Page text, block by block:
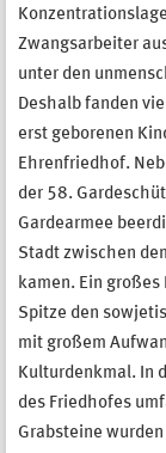
Zwangsarbeiter
unter den
Deshalb fanden
erst geborenen
Ehrenfriedhof.
der 58.
Gardearmee
Stadt zwischen
kamen. Ein
Spitze den
mit großem
Kulturdenkmal. In
des Friedhofes
Grabsteine